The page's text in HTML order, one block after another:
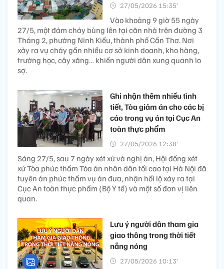
27/05/2026 15:35’
Vào khoảng 9 giờ 55 ngày
27/5, một đám cháy bùng lên tại căn nhà trên đường 3
Tháng 2, phường Ninh Kiều, thành phố Cần Thơ. Nơi
xảy ra vụ cháy gần nhiều cơ sở kinh doanh, kho hàng,
trường học, cây xăng… khiến người dân xung quanh lo
sợ.
Ghi nhận thêm nhiều tình
tiết, Tòa giảm án cho các bị
cáo trong vụ án tại Cục An
toàn thực phẩm
27/05/2026 12:38’
Sáng 27/5, sau 7 ngày xét xử và nghị án, Hội đồng xét
xử Tòa phúc thẩm Tòa án nhân dân tối cao tại Hà Nội đã
tuyên án phúc thẩm vụ án đưa, nhận hối lộ xảy ra tại
Cục An toàn thực phẩm (Bộ Y tế) và một số đơn vị liên
quan.
Lưu ý người dân tham gia
giao thông trong thời tiết
nắng nóng
27/05/2026 10:13’